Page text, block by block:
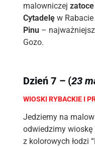
malowniczej
Cytadelęw
Pinu–
Gozo.
Dzień 7 – (23
WIOSKI RYBACKIE I
Jedziemy na
odwiedzimy wioskę
z kolorowych łodzi